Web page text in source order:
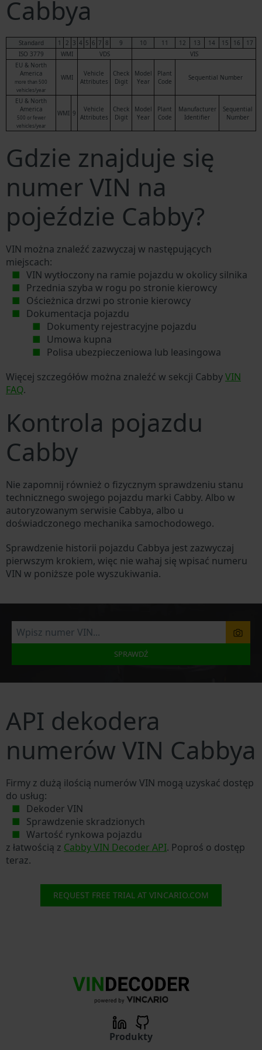
Cabbya
Standard 1 2 3 4 5 6 7 8 9 10 11 12 13 14 15 16
17
ISO 3779
WMI VDS
VIS
EU & North
America
more than 500
vehicles/year
WMI
Vehicle
Attributes
Check
Digit
Model
Year
Plant
Code
Sequential Number
EU & North
America
500 or fewer
vehicles/year
WMI 9
Vehicle
Attributes
Check
Digit
Model
Year
Plant
Code
Manufacturer
Identifier
Sequential
Number
Gdzie znajduje się
numer VIN na
pojeździe Cabby?
VIN można znaleźć zazwyczaj w następujących
miejscach:
VIN wytłoczony na ramie pojazdu w okolicy silnika
Przednia szyba w rogu po stronie kierowcy
Ościeżnica drzwi po stronie kierowcy
Dokumentacja pojazdu
Dokumenty rejestracyjne pojazdu
Umowa kupna
Polisa ubezpieczeniowa lub leasingowa
Więcej szczegółów można znaleźć w sekcji CabbyVIN
FAQ.
Kontrola pojazdu
Cabby
Nie zapomnij również o fizycznym sprawdzeniu stanu
technicznego swojego pojazdu marki Cabby. Albo w
autoryzowanym serwisie Cabbya, albo u
doświadczonego mechanika samochodowego.
Sprawdzenie historii pojazdu Cabbya jest zazwyczaj
pierwszym krokiem, więc nie wahaj się wpisać numeru
VIN w poniższe pole wyszukiwania.
SPRAWDŹ
API dekodera
numerów VIN Cabbya
Firmy z dużą ilością numerów VIN mogą uzyskać dostęp
do usług:
Dekoder VIN
Sprawdzenie skradzionych
Wartość rynkowa pojazdu
z łatwością z Cabby VIN Decoder API. Poproś o dostęp
teraz.
REQUEST FREE TRIAL AT VINCARIO.COM
Produkty